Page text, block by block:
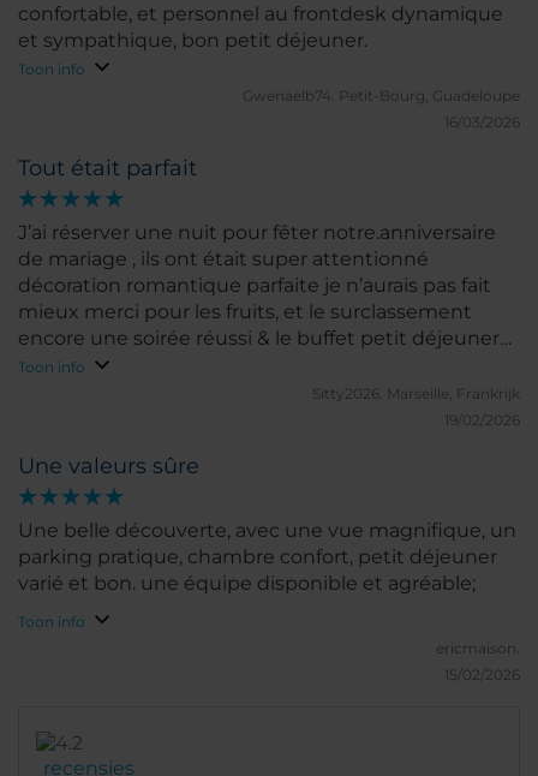
confortable, et personnel au frontdesk dynamique
et sympathique, bon petit déjeuner.
Toon info
Gwenaelb74.
Petit-Bourg, Guadeloupe
16/03/2026
Tout était parfait
J’ai réserver une nuit pour fêter notre.anniversaire
de mariage , ils ont était super attentionné
décoration romantique parfaite je n’aurais pas fait
mieux merci pour les fruits, et le surclassement
encore une soirée réussi & le buffet petit déjeuner
nickel très sympa merci à Elizabeth et son équipe ’
Toon info
Sitty2026. Marseille, Frankrijk
19/02/2026
Une valeurs sûre
Une belle découverte, avec une vue magnifique, un
parking pratique, chambre confort, petit déjeuner
varié et bon. une équipe disponible et agréable;
Toon info
ericmaison.
15/02/2026
recensies